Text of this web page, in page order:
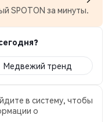
SPOTON за минуты.
Медвежий тренд
в систему, чтобы
о